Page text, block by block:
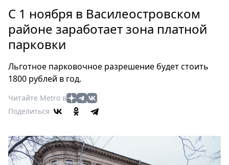
Россия
Мир
Здоровье
Туризм
Мода
Театр
Кино
Книги
Выставки
С 1 ноября в Василеостровском
районе заработает зона платной
парковки
Льготное парковочное разрешение будет стоить
1800 рублей в год.
Читайте Metro в
Поделиться